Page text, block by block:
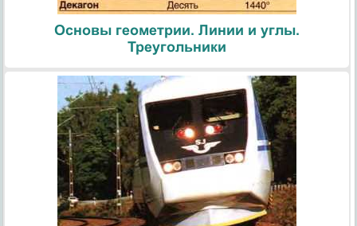
Основы геометрии. Линии и углы.
Треугольники